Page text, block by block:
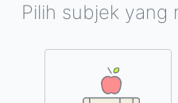
Pilih subjek yang